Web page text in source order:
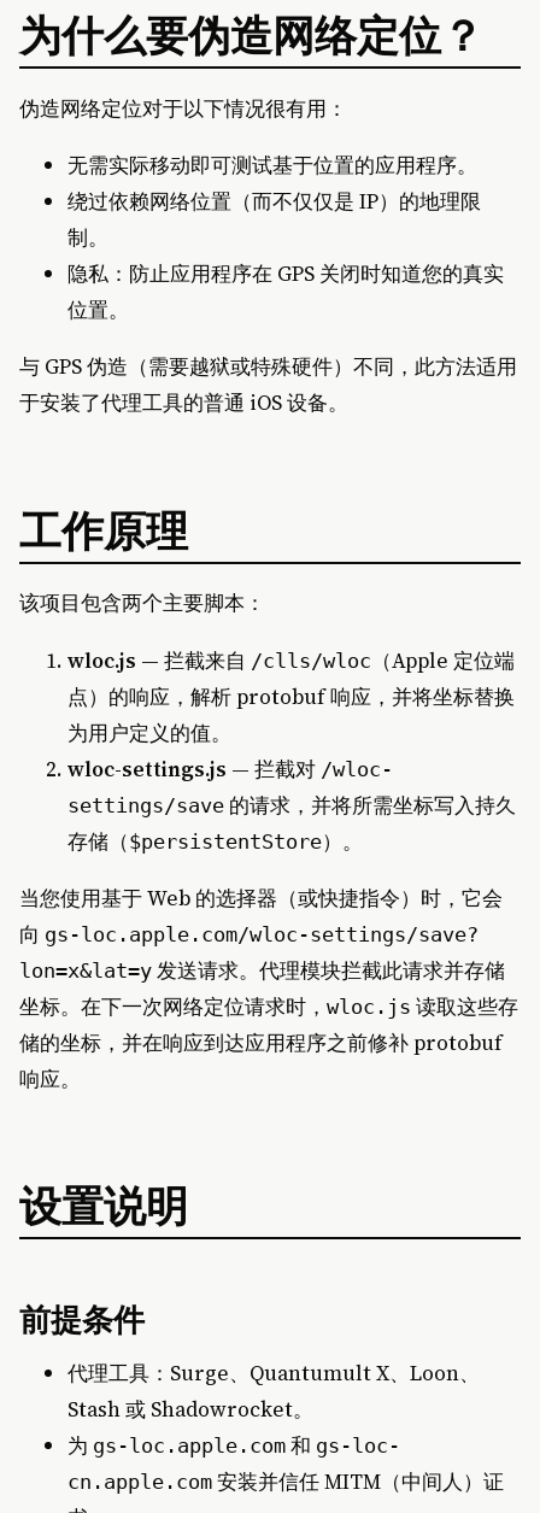
为什么要伪造网络定位？
伪造网络定位对于以下情况很有用：
无需实际移动即可测试基于位置的应用程序。
绕过依赖网络位置（而不仅仅是 IP）的地理限
制。
隐私：防止应用程序在 GPS 关闭时知道您的真实
位置。
与 GPS 伪造（需要越狱或特殊硬件）不同，此方法适用
于安装了代理工具的普通 iOS 设备。
工作原理
该项目包含两个主要脚本：
wloc.js — 拦截来自 /clls/wloc （Apple 定位端
点）的响应，解析 protobuf 响应，并将坐标替换
为用户定义的值。
wloc-settings.js — 拦截对 /wloc-
settings/save 的请求，并将所需坐标写入持久
存储（$persistentStore）。
当您使用基于 Web 的选择器（或快捷指令）时，它会
向 gs-loc.apple.com/wloc-settings/save?
lon=x&lat=y 发送请求。代理模块拦截此请求并存储
坐标。在下一次网络定位请求时， wloc.js 读取这些存
储的坐标，并在响应到达应用程序之前修补 protobuf
响应。
设置说明
前提条件
代理工具：Surge、Quantumult X、Loon、
Stash 或 Shadowrocket。
为 gs-loc.apple.com 和 gs-loc-
cn.apple.com 安装并信任 MITM（中间人）证